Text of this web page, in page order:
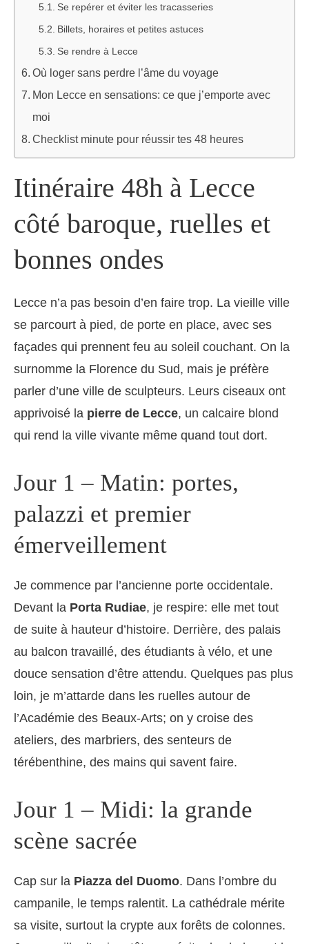
Se repérer et éviter les tracasseries
Billets, horaires et petites astuces
Se rendre à Lecce
Où loger sans perdre l’âme du voyage
Mon Lecce en sensations: ce que j’emporte avec
moi
Checklist minute pour réussir tes 48 heures
Itinéraire 48h à Lecce
côté baroque, ruelles et
bonnes ondes
Lecce n’a pas besoin d’en faire trop. La vieille ville
se parcourt à pied, de porte en place, avec ses
façades qui prennent feu au soleil couchant. On la
surnomme la Florence du Sud, mais je préfère
parler d’une ville de sculpteurs. Leurs ciseaux ont
apprivoisé la pierre de Lecce, un calcaire blond
qui rend la ville vivante même quand tout dort.
Jour 1 – Matin: portes,
palazzi et premier
émerveillement
Je commence par l’ancienne porte occidentale.
Devant la Porta Rudiae, je respire: elle met tout
de suite à hauteur d’histoire. Derrière, des palais
au balcon travaillé, des étudiants à vélo, et une
douce sensation d’être attendu. Quelques pas plus
loin, je m’attarde dans les ruelles autour de
l’Académie des Beaux-Arts; on y croise des
ateliers, des marbriers, des senteurs de
térébenthine, des mains qui savent faire.
Jour 1 – Midi: la grande
scène sacrée
Cap sur la Piazza del Duomo. Dans l’ombre du
campanile, le temps ralentit. La cathédrale mérite
sa visite, surtout la crypte aux forêts de colonnes.